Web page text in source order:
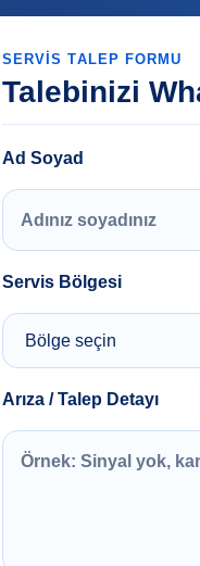
SERVIS TALEP FORMU
Talebinizi
Ad Soyad
Servis Bölgesi
Arıza / Talep Detayı